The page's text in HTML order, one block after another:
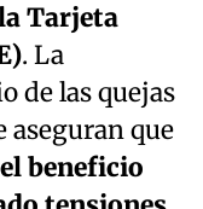
Tarjeta
. La
de las quejas
aseguran que
beneficio